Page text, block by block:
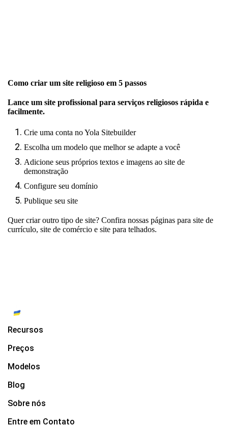
Como criar um site religioso em 5 passos
Lance um site profissional para serviços religiosos rápida e
facilmente.
Crie uma conta no Yola Sitebuilder
Escolha um modelo que melhor se adapte a você
Adicione seus próprios textos e imagens ao site de
demonstração
Configure seu domínio
Publique seu site
Quer criar outro tipo de site? Confira nossas páginas para site de
currículo, site de comércio e site para telhados.
Recursos
Preços
Modelos
Blog
Sobre nós
Entre em Contato